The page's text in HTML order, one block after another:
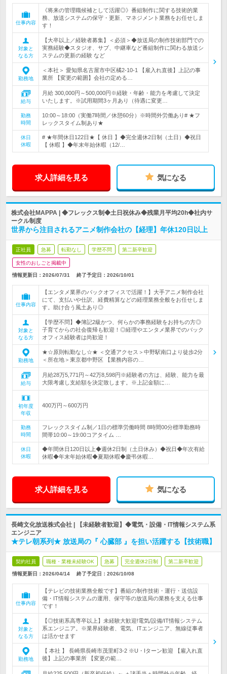
仕事内容
《将来の管理職候補として活躍◎》番組制作に関する技術的業
務、放送システムの保守・更新、マネジメント業務をお任せしま
す！
対象と
なる方
【大卒以上／経験者募集】＜必須＞◆放送局の制作技術部門での
実務経験◆スタジオ、サブ、中継車など番組制作に関わる放送シ
ステムの更新の経験 など
勤務地
＜本社＞ 愛知県名古屋市中区橘2-10-1 【雇入れ直後】上記の事
業所 【変更の範囲】会社の定める…
給与
月給 300,000円～500,000円※経験・年齢・能力を考慮して決定
いたします。※試用期間3ヶ月あり（待遇に変更…
勤務
時間
10:00～18:00（実働7時間／休憩60分）※時間外労働あり# ★フ
レックスタイム制あり★
休日
休暇
# ★年間休日122日★【 休日 】◆完全週休2日制（土日）◆祝日
【 休暇 】◆年末年始休暇（12/…
求人詳細を見る 気になる
株式会社MAPPA | ◆フレックス制◆土日祝休み◆残業月平均20h◆社内サ
ークル制度
世界から注目されるアニメ制作会社の【経理】年休120日以上
正社員 急募 転勤なし 学歴不問 第二新卒歓迎
女性のおしごと掲載中
情報更新日：2026/07/31 終了予定日： 2026/10/01
仕事内容
【エンタメ業界のバックオフィスで活躍！】大手アニメ制作会社
にて、支払いや仕訳、経費精算などの経理業務全般をお任せしま
す。助け合う風土あり◎
対象と
なる方
【学歴不問】◆簿記2級かつ、何らかの事務経験をお持ちの方◎
子育てからの社会復帰も歓迎！◎経理やエンタメ業界でのバック
オフィス経験者は尚歓迎！
勤務地
★☆原則転勤なし☆★ ＜交通アクセス＞中野駅南口より徒歩2分
＜所在地＞東京都中野区 【業務内容の…
給与
月給28万5,771円～42万8,598円※経験者の方は、経験、能力を最
大限考慮し支給額を決定致します。※上記金額に…
初年度
年収
400万円～600万円
勤務
時間
フレックスタイム制／1日の標準労働時間 8時間00分標準勤務時
間帯10:00～19:00コアタイム …
休日
休暇
◆年間休日120日以上◆週休2日制（土日休み）◆祝日◆年次有給
休暇◆年末年始休暇◆夏期休暇◆慶弔休暇…
求人詳細を見る 気になる
長崎文化放送株式会社 | 【未経験者歓迎】◆電気・設備・IT情報システム系
エンジニア
★テレ朝系列★ 放送局の『 心臓部 』を担い活躍する【技術職】
契約社員 職種・業種未経験OK 急募 完全週休2日制 第二新卒歓迎
情報更新日：2026/04/14 終了予定日： 2026/10/08
仕事内容
【テレビの技術業務全般です】番組の制作技術・運行・送信設
備・IT情報システムの運用、保守等の放送局の業務を支える仕事
です！
対象と
なる方
【◎技術系高専卒以上】未経験大歓迎!電気/設備/IT情報システム
系エンジニア。※業界経験者、電気、ITエンジニア、無線従事者
は活かせます
勤務地
【 本社 】 長崎県長崎市茂里町3-2 ※U・Iターン歓迎 【雇入れ直
後】上記の事業所 【変更の範…